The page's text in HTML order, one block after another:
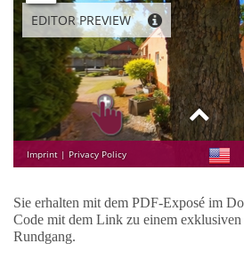
Sie erhalten mit dem PDF-Exposé im
Code mit dem Link zu einem
Rundgang.